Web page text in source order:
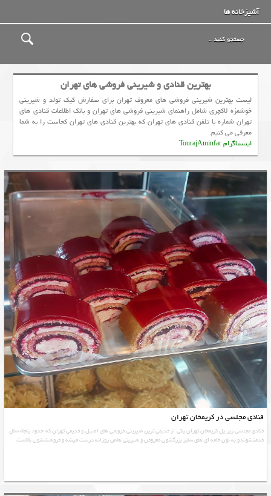
آشپزخانه ها
بهترین قنادی و شیرینی فروشی های تهران
لیست بهترین شیرینی فروشی های معروف تهران برای سفارش کیک تولد و شیرینی
خوشمزه لاکچری شامل راهنمای شیرینی فروشی های تهران و بانک اطلاعات قنادی های
تهران شماره با تلفن قنادی های تهران که بهترین قنادی های تهران کجاست را به شما
معرفی می کنیم.
اینستاگرام TourajAminfar
قنادی مجلسی در کریمخان تهران
قنادی مجلسی زیر پل کریمخان تهران یکی از قدیمی ترین شیرینی فروشی های اصیل و قدیمی تهران که حدود پنجاه سال
قدمتشونه و به نون خامه ای های سایز بزرگشون معروفن و شیرینی هاش روزانه درست میشه و فروشششون بالاست